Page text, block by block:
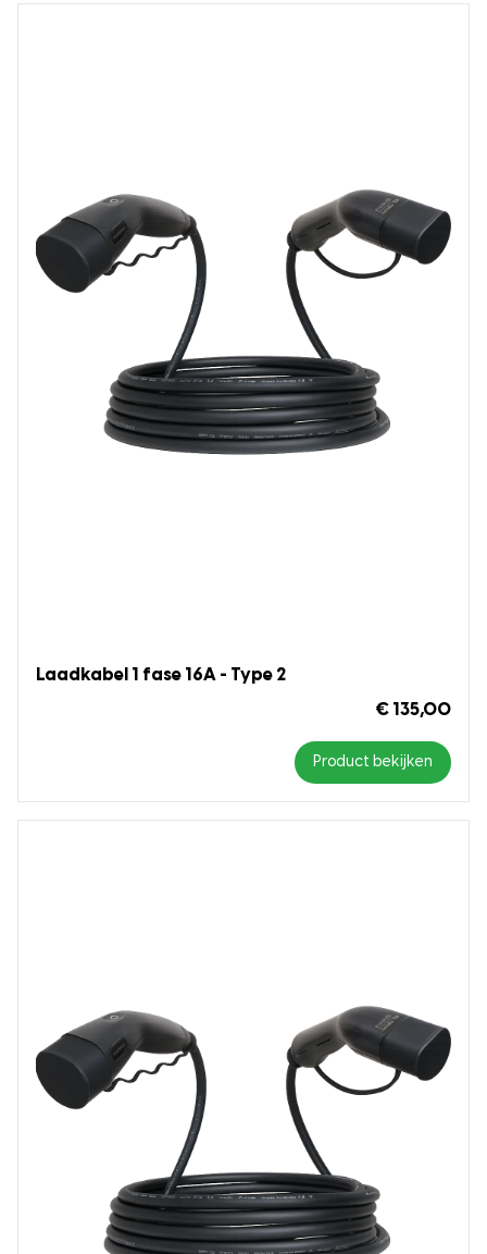
Laadkabel 1 fase 16A - Type 2
€ 135,00
Product bekijken